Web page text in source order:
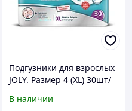
Подгузники для взрослых
JOLY. Размер 4 (XL) 30шт/
В наличии